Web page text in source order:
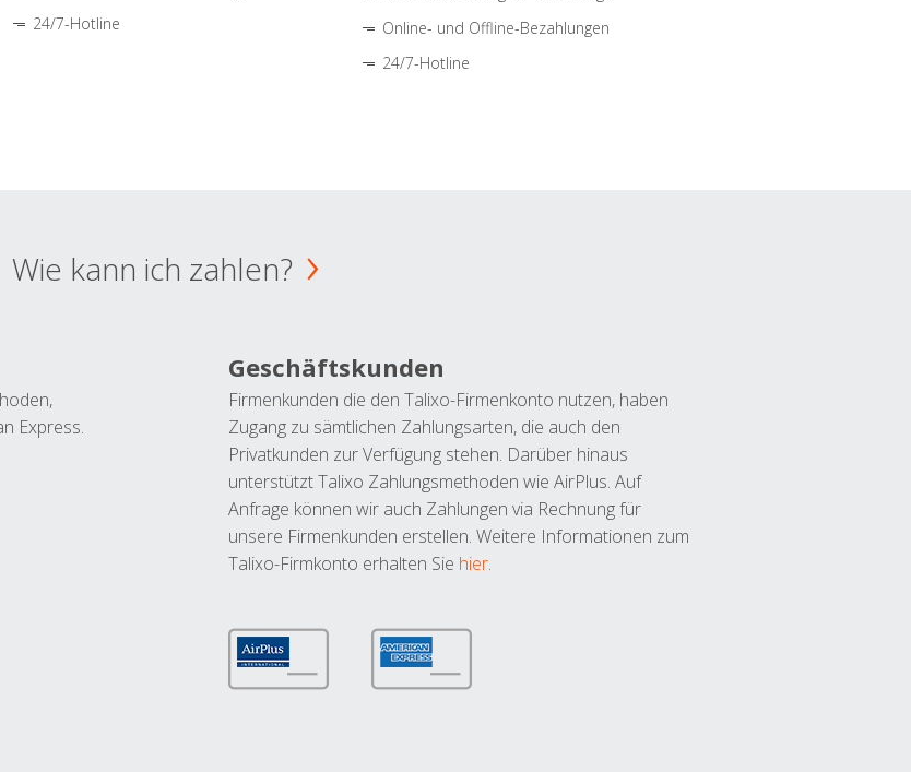
24/7-Hotline
Online- und Offline-Bezahlungen
24/7-Hotline
Wie kann ich zahlen?
Express.
Geschäftskunden
Firmenkunden die den Talixo-Firmenkonto nutzen, haben
Zugang zu sämtlichen Zahlungsarten, die auch den
Privatkunden zur Verfügung stehen. Darüber hinaus
unterstützt Talixo Zahlungsmethoden wie AirPlus. Auf
Anfrage können wir auch Zahlungen via Rechnung für
unsere Firmenkunden erstellen. Weitere Informationen zum
Talixo-Firmkonto erhalten Sie hier.